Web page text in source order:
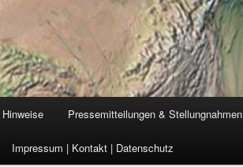
Pressemitteilungen & Stellungnahmen
Impressum | Kontakt | Datenschutz